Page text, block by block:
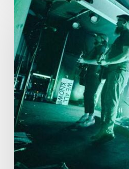
05.10.2023
Dresde